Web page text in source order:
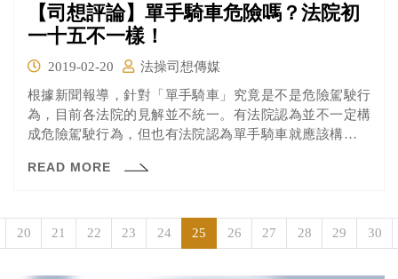
【司想評論】單手騎車危險嗎？法院初
一十五不一樣！
2019-02-20
法操司想傳媒
根據新聞報導，針對「單手騎車」究竟是不是危險駕駛行
為，目前各法院的見解並不統一。有法院認為並不一定構
成危險駕駛行為，但也有法院認為單手騎車就應該構成。
駛的狀況，但是大家應該都會好奇究竟怎麼樣的行為是危
們看看規範危險駕駛行為的條文吧！
READ MORE
20 21 22 23 24 25 26 27 28 29 30